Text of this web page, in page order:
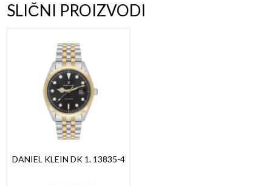
SLIČNI PROIZVODI
DANIEL KLEIN DK 1. 13835-4